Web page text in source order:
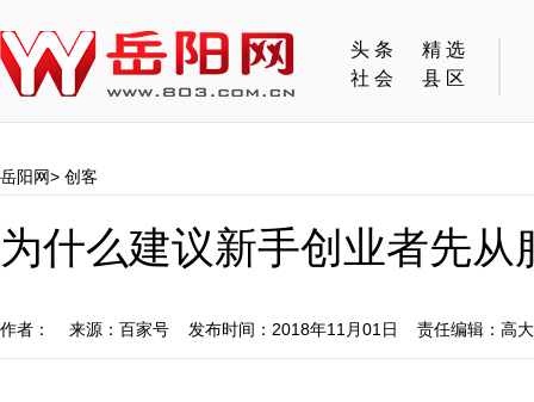
头条
精选
社会
县区
岳阳网> 创客
为什么建议新手创业者先
作者： 来源：百家号 发布时间：2018年11月01日 责任编辑：高